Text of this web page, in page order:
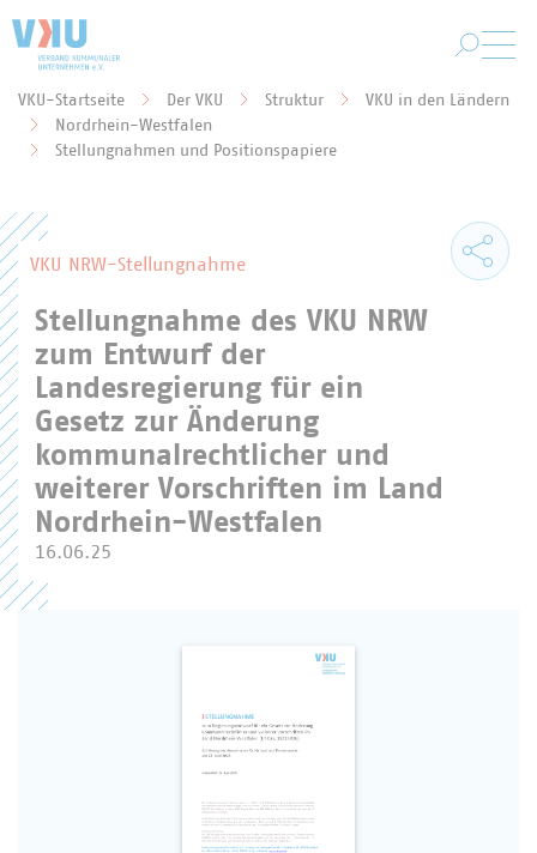
VKU-Startseite Der VKU Struktur
VKU in den Ländern
Nordrhein-Westfalen
Stellungnahmen und Positionspapiere
VKU NRW-Stellungnahme
Stellungnahme des VKU NRW
zum Entwurf der
Landesregierung für ein
Gesetz zur Änderung
kommunalrechtlicher und
weiterer Vorschriften im Land
Nordrhein-Westfalen
16.06.25